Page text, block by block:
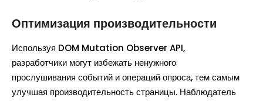
Оптимизация производительности
Используя DOM Mutation Observer API,
разработчики могут избежать ненужного
прослушивания событий и операций опроса, тем самым
улучшая производительность страницы. Наблюдатель